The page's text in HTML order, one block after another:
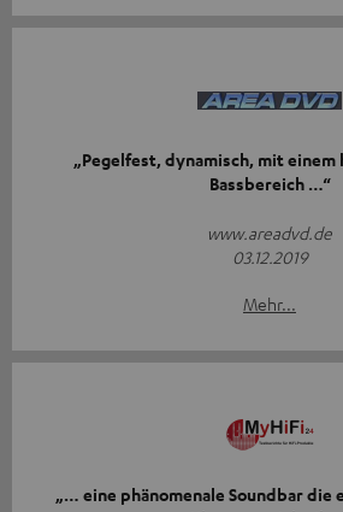
„Pegelfest, dynamisch, mit
Bassbereich …“
www.areadvd.de
03.12.2019
Mehr...
„… eine phänomenale Soundbar die